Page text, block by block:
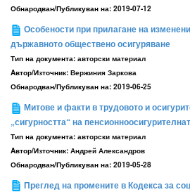
Обнародван/Публикуван на: 2019-07-12
Особености при прилагане на
държавното обществено осигуряване
Тип на документа: авторски материал
Aвтор/Източник: Вержиния Заркова
Обнародван/Публикуван на: 2019-06-25
Митове и факти в трудовото и
„сигурността“ на
Тип на документа: авторски материал
Aвтор/Източник: Андрей Александров
Обнародван/Публикуван на: 2019-05-28
Преглед на промените в Кодекса за